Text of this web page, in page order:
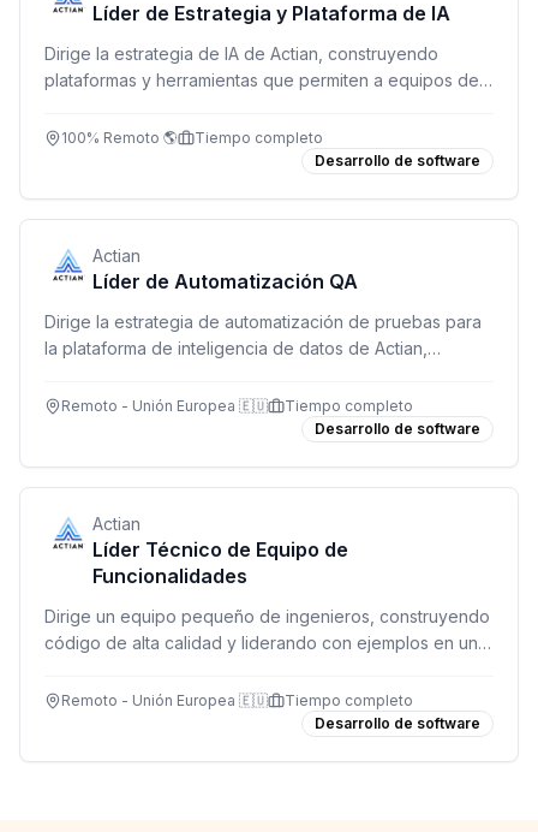
Líder de Estrategia y Plataforma de IA
Dirige la estrategia de IA de Actian, construyendo
plataformas y herramientas que permiten a equipos de
escalable.
100% Remoto 🌎
Tiempo completo
Desarrollo de software
Actian
Líder de Automatización QA
Dirige la estrategia de automatización de pruebas para
la plataforma de inteligencia de datos de Actian,
Remoto - Unión Europea 🇪🇺
Tiempo completo
Desarrollo de software
Actian
Líder Técnico de Equipo de
Funcionalidades
Dirige un equipo pequeño de ingenieros, construyendo
código de alta calidad y liderando con ejemplos en un
Remoto - Unión Europea 🇪🇺
Tiempo completo
Desarrollo de software